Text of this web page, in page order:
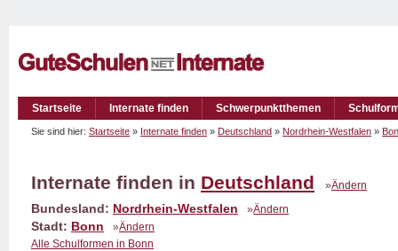
Startseite Internate finden Schwerpunktthemen
Sie sind hier: Startseite » Internate finden » Deutschland » Nordrhein-Westfalen »
Internate finden in Deutschland »Ändern
Bundesland: Nordrhein-Westfalen »Ändern
Stadt: Bonn »Ändern
Alle Schulformen in Bonn